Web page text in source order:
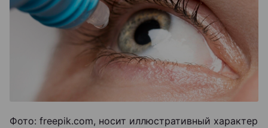
Фото: freepik.com, носит иллюстративный характер